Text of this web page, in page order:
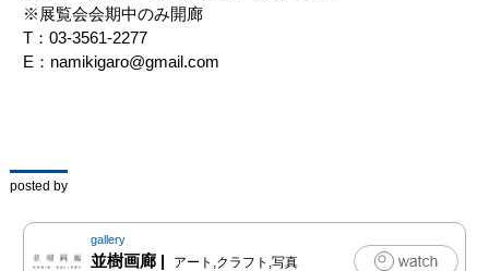
※展覧会会期中のみ開廊
T：03-3561-2277
E：namikigaro@gmail.com
posted by
gallery
並樹画廊 |
アート,クラフト,写真